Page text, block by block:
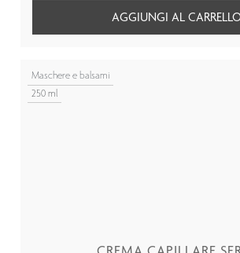
AGGIUNGI AL
Maschere e balsami
250 ml